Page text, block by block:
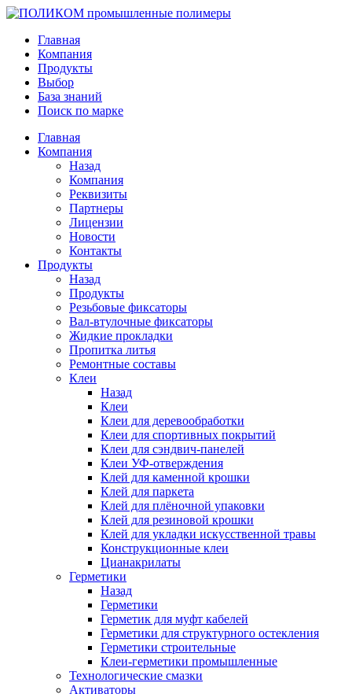
Главная
Компания
Продукты
Выбор
База знаний
Поиск по марке
Главная
Компания
Назад
Компания
Реквизиты
Партнеры
Лицензии
Новости
Контакты
Продукты
Назад
Продукты
Резьбовые фиксаторы
Вал-втулочные фиксаторы
Жидкие прокладки
Пропитка литья
Ремонтные составы
Клеи
Назад
Клеи
Клеи для деревообработки
Клеи для спортивных покрытий
Клеи для сэндвич-панелей
Клеи УФ-отверждения
Клей для каменной крошки
Клей для паркета
Клей для плёночной упаковки
Клей для резиновой крошки
Клей для укладки искусственной травы
Конструкционные клеи
Цианакрилаты
Герметики
Назад
Герметики
Герметик для муфт кабелей
Герметики для структурного остекления
Герметики строительные
Клеи-герметики промышленные
Технологические смазки
Активаторы